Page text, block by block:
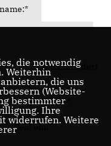
(* Pflichtfelder)
Ergebnis der
in das
Feld ein:
die notwendig
Weiterhin
die uns
(Website-
bestimmter
Ihre
widerrufen. Weitere